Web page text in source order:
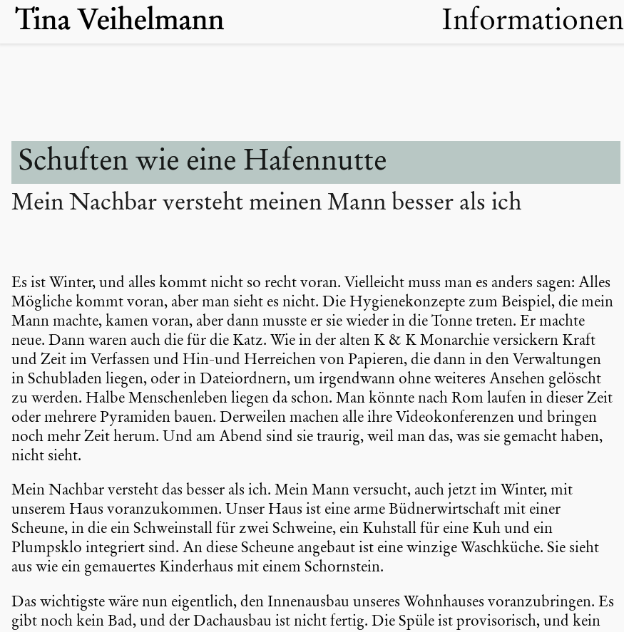
SkipTina Veihelmann Informationen
Schuften wie eine Hafen­nutte
Mein Nachbar versteht meinen Mann besser als ich
Es ist Winter, und alles kommt nicht so recht voran. Vielleicht muss man es anders sagen: Alles
Mögliche kommt voran, aber man sieht es nicht. Die Hygie­ne­kon­zepte zum Beispiel, die mein
Mann machte, kamen voran, aber dann musste er sie wieder in die Tonne treten. Er machte
neue. Dann waren auch die für die Katz. Wie in der alten K & K Monarchie versi­ckern Kraft
und Zeit im Verfassen und Hin-und Herrei­chen von Papieren, die dann in den Verwal­tungen
in Schub­laden liegen, oder in Datei­ord­nern, um irgend­wann ohne weiteres Ansehen gelöscht
zu werden. Halbe Menschen­leben liegen da schon. Man könnte nach Rom laufen in dieser Zeit
oder mehrere Pyramiden bauen. Derweilen machen alle ihre Video­kon­fe­renzen und bringen
noch mehr Zeit herum. Und am Abend sind sie traurig, weil man das, was sie gemacht haben,
nicht sieht.
Mein Nachbar versteht das besser als ich. Mein Mann versucht, auch jetzt im Winter, mit
unserem Haus voran­zu­kommen. Unser Haus ist eine arme Büdner­wirt­schaft mit einer
Scheune, in die ein Schwe­install für zwei Schweine, ein Kuhstall für eine Kuh und ein
Plumpsklo integriert sind. An diese Scheune angebaut ist eine winzige Wasch­küche. Sie sieht
aus wie ein gemau­ertes Kinder­haus mit einem Schorn­stein.
Das wichtigste wäre nun eigent­lich, den Innen­ausbau unseres Wohnhauses voran­zu­bringen. Es
gibt noch kein Bad, und der Dachausbau ist nicht fertig. Die Spüle ist provi­so­risch, und kein